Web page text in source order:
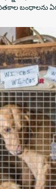
బంధాలను